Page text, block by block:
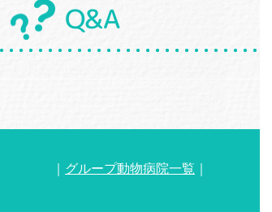
Q&A
グループ動物病院一覧